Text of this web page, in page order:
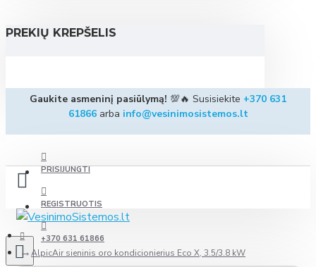
PREKIŲ KREPŠELIS
Gaukite asmeninį pasiūlymą! 💯🔥 Susisiekite +370 631
61866arba info@vesinimosistemos.lt
PRISIJUNGTI
REGISTRUOTIS
+370 631 61866
AlpicAir sieninis oro kondicionierius Eco X, 3.5/3.8 kW